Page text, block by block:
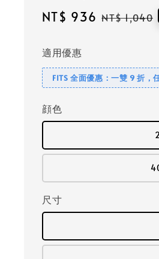
Sale
NT$ 936 Regular
NT$ 1,040
適用優惠
FITS 全面優惠：一雙 9 折，
顔色
尺寸